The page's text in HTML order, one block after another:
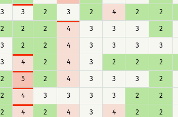
3 3 2 3 2 4 2 2
2 2 2 4 3 3 3 2
3 2 2 4 3 3 3 3
3 4 2 4 3 2 2 2
2 5 2 4 3 3 3 2
2 4 3 3 3 3 2 2
2 4 2 4 3 4 2 2